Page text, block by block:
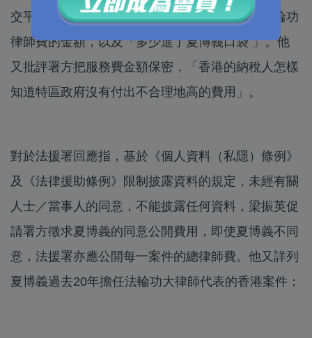
交平台發文，要求法援署開誠布公，公開資助法輪功
律師費的金額，以及「多少進了夏博義口袋 」。他
又批評署方把服務費金額保密，「香港的納稅人怎樣
知道特區政府沒有付出不合理地高的費用」。
對於法援署回應指，基於《個人資料（私隱）條例》
及《法律援助條例》限制披露資料的規定，未經有關
人士／當事人的同意，不能披露任何資料，梁振英促
請署方徵求夏博義的同意公開費用，即使夏博義不同
意，法援署亦應公開每一案件的總律師費。他又詳列
夏博義過去20年擔任法輪功大律師代表的香港案件：